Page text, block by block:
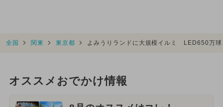
全国 関東 東京都 よみうりランドに大規模イルミ LED650万
オススメおでかけ情報